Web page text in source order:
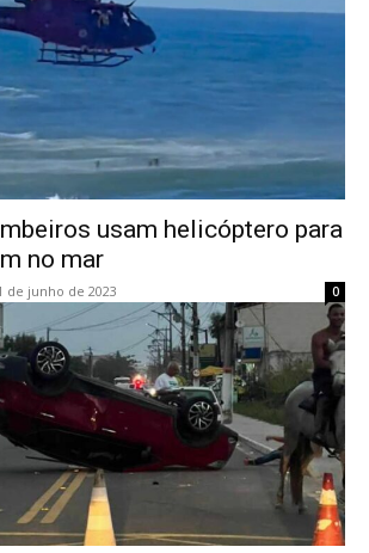
usam helicóptero para
no mar
de junho de 2023 0